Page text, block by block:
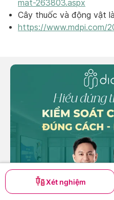
Xét nghiệm
mat-263803.aspx
Cây thuốc và động vật
https://www.mdpi.com/